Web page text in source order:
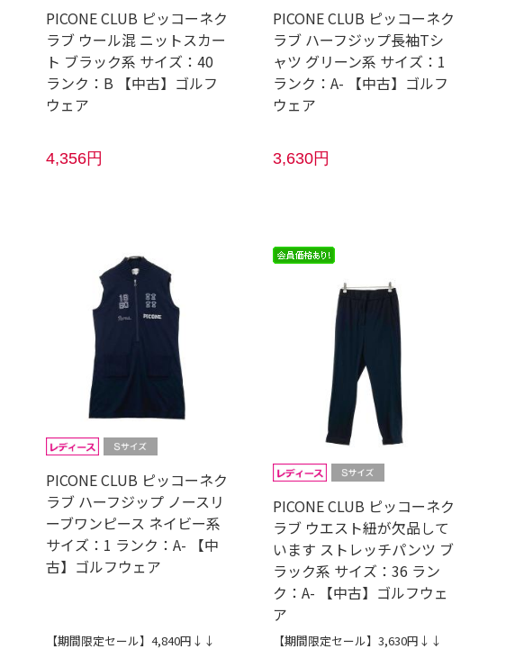
PICONE CLUB ピッコーネク
ラブ ウール混 ニットスカー
ト ブラック系 サイズ：40
ランク：B 【中古】ゴルフ
ウェア
4,356円
PICONE CLUB ピッコーネク
ラブ ハーフジップ長袖Tシ
ャツ グリーン系 サイズ：1
ランク：A- 【中古】ゴルフ
ウェア
3,630円
PICONE CLUB ピッコーネク
ラブ ハーフジップ ノースリ
ーブワンピース ネイビー系
サイズ：1 ランク：A- 【中
古】ゴルフウェア
【期間限定セール】4,840円↓↓
PICONE CLUB ピッコーネク
ラブ ウエスト紐が欠品して
います ストレッチパンツ ブ
ラック系 サイズ：36 ラン
ク：A- 【中古】ゴルフウェ
ア
【期間限定セール】3,630円↓↓